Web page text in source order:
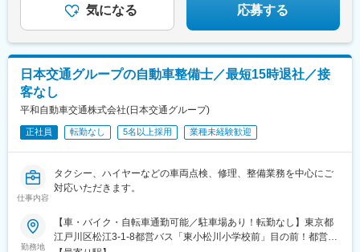
丁目駅、下松駅(大阪府)、水城駅、高塚駅、南大分駅、倉見駅、折
尾駅、黒松駅(宮城県)、柏林台駅、竹下駅、矢向駅、豊明駅、赤嶺
曽駅、研究学園駅、摂津駅、神明町駅、塩釜口駅、漆山駅(山形
県)、柏駅、川中島駅、八戸駅、門司駅、三河鹿島駅、北岡崎駅、
荒子川公園駅、積志駅、箕面船場阪大前駅、竜田口駅、五箇荘
み駅、高蔵寺駅、柏たなか駅、美濃川合駅、習志野駅、西新町
駅、新利府駅、名和駅(愛知県)、春江駅、発寒駅、江南駅(愛知
(三重県)、北長岡駅、新座駅、動物公園駅、前橋大島駅、藤代駅、
公津の杜駅、羽犬塚駅、信濃国分寺駅、大須観音駅、長沼駅(静岡
駅、尻手駅、深江橋駅、知寄町駅、追分駅(三重県)、妙国寺前駅、
上前津駅、知寄町一丁目駅
気になる 応募する
日本交通グループの自動車整備士／最短15時退社／接
客なし
平和自動車交通株式会社(日本交通グループ)
正社員 転勤なし 5名以上採用 業種未経験歓迎
仕事内容
タクシー、ハイヤーなどの車両点検、修理、整備業務を中心にご
対応いただきます。
勤務地
【車・バイク・自転車通勤可能／駐車場あり！転勤なし】東京都
江戸川区松江3-1-8都営バス「東小松川小学校前」目の前！都営新